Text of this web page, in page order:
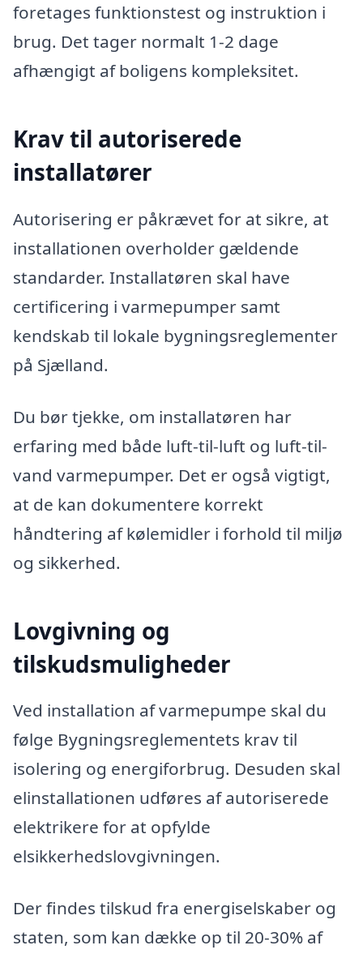
foretages funktionstest og instruktion i
brug. Det tager normalt 1-2 dage
afhængigt af boligens kompleksitet.
Krav til autoriserede
installatører
Autorisering er påkrævet for at sikre, at
installationen overholder gældende
standarder. Installatøren skal have
certificering i varmepumper samt
kendskab til lokale bygningsreglementer
på Sjælland.
Du bør tjekke, om installatøren har
erfaring med både luft-til-luft og luft-til-
vand varmepumper. Det er også vigtigt,
at de kan dokumentere korrekt
håndtering af kølemidler i forhold til miljø
og sikkerhed.
Lovgivning og
tilskudsmuligheder
Ved installation af varmepumpe skal du
følge Bygningsreglementets krav til
isolering og energiforbrug. Desuden skal
elinstallationen udføres af autoriserede
elektrikere for at opfylde
elsikkerhedslovgivningen.
Der findes tilskud fra energiselskaber og
staten, som kan dække op til 20-30% af